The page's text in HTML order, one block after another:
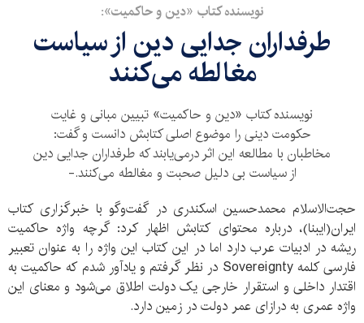
نویسنده کتاب «دین و حاکمیت»:
طرفداران جدایی دین از سیاست
مغالطه می‌کنند
نویسنده کتاب «دین و حاکمیت» تبیین مبانی و غایت
حکومت دینی را موضوع اصلی کتابش دانست و گفت:
مخاطبان با مطالعه این اثر درمی‌یابند که طرفداران جدایی دین
از سیاست بی دلیل صحبت و مغالطه می‌کنند.-
حجت‌الاسلام محمدحسین اسکندری در گفت‌وگو با خبرگزاری کتاب
ایران(ایبنا)، درباره محتوای کتابش اظهار کرد: گرچه واژه حاکمیت
ریشه در ادبیات عرب دارد اما در این کتاب این واژه را به عنوان تعبیر
فارسی کلمه Sovereignty در نظر گرفتم و یادآور شدم که حاکمیت به
اقتدار داخلی و استقرار خارجی یک دولت اطلاق می‌شود و معنای این
واژه عمری به درازای عمر دولت در زمین دارد.